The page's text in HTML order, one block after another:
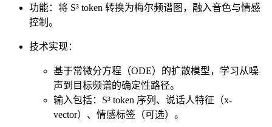
​​功能​​：将 S³ token 转换为梅尔频谱图，融入音色与情感
控制。
​​技术实现​​：
基于常微分方程（ODE）的扩散模型，学习从噪
声到目标频谱的确定性路径。
输入包括：S³ token 序列、说话人特征（x-
vector）、情感标签（可选）。